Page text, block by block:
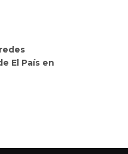
El País en